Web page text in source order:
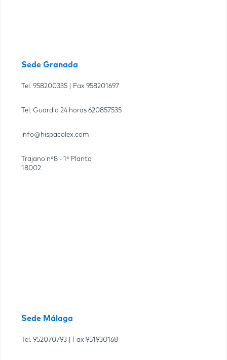
Sede Granada
Tel. 958200335 | Fax 958201697
Tel. Guardia 24 horas 620857535
info@hispacolex.com
Trajano nº8 - 1ª Planta
18002
Sede Málaga
Tel. 952070793 | Fax 951930168